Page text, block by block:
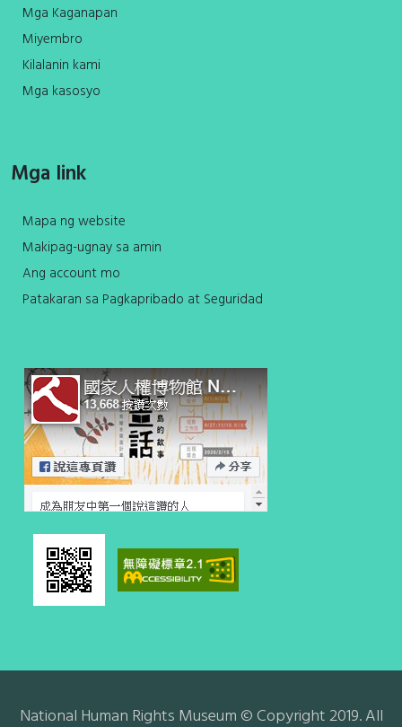
Mga Kaganapan
Miyembro
Kilalanin kami
Mga kasosyo
Mga link
Mapa ng website
Makipag-ugnay sa amin
Ang account mo
Patakaran sa Pagkapribado at Seguridad
National Human Rights Museum © Copyright 2019. All